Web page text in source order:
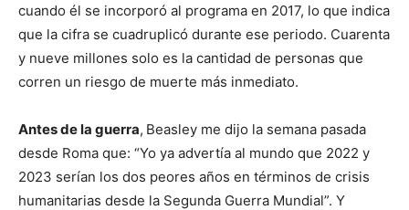
cuando él se incorporó al programa en 2017, lo que indica
que la cifra se cuadruplicó durante ese periodo. Cuarenta
y nueve millones solo es la cantidad de personas que
corren un riesgo de muerte más inmediato.
Antes de la guerra, Beasley me dijo la semana pasada
desde Roma que: “Yo ya advertía al mundo que 2022 y
2023 serían los dos peores años en términos de crisis
humanitarias desde la Segunda Guerra Mundial”. Y